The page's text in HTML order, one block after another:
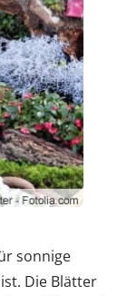
sonnige
Die Blätter